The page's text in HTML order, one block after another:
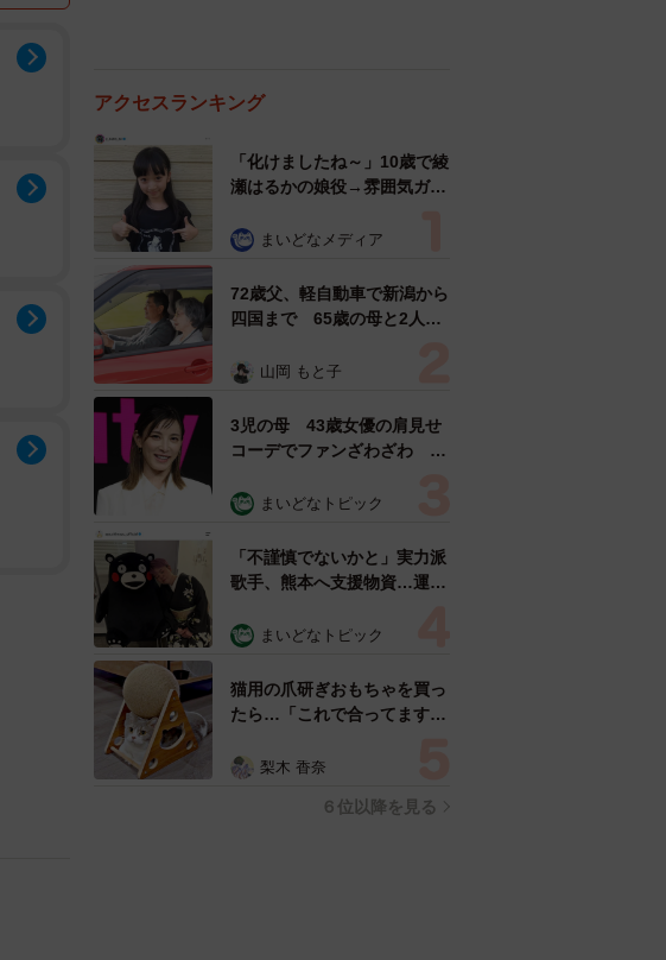
アクセスランキング
「化けましたね～」10歳で綾
瀬はるかの娘役→雰囲気ガラ
雰囲気が」「宝塚に入れそ
まいどなメディア
72歳父、軽自動車で新潟から
四国まで 65歳の母と2人で
憩まで分刻み… 「大学生で
山岡 もと子
3児の母 43歳女優の肩見せ
コーデでファンざわざわ
見」「むっかしからずっと可
まいどなトピック
「不謹慎でないかと」実力派
歌手、熊本へ支援物資…運搬
めらい 「痛いほど伝わる」
まいどなトピック
猫用の爪研ぎおもちゃを買っ
たら…「これで合ってます
響 「100点満点」「かわい
梨木 香奈
６位以降を見る